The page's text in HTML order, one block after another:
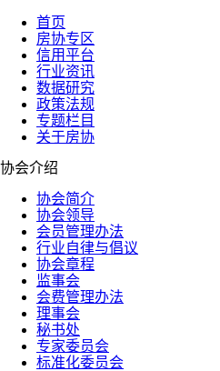
首页
房协专区
信用平台
行业资讯
数据研究
政策法规
专题栏目
关于房协
协会介绍
协会简介
协会领导
会员管理办法
行业自律与倡议
协会章程
监事会
会费管理办法
理事会
秘书处
专家委员会
标准化委员会